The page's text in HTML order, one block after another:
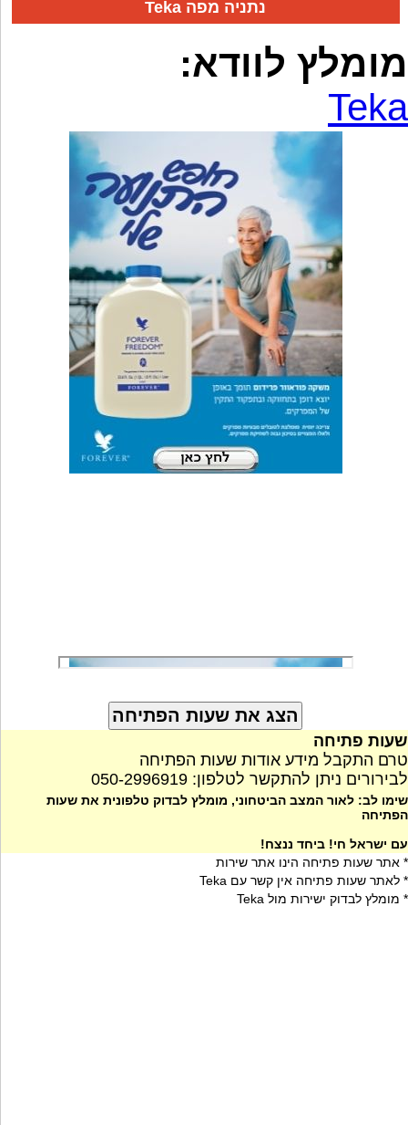
Teka נתניה מפה
מומלץ לוודא:
Teka
שעות פתיחה
טרם התקבל מידע אודות שעות הפתיחה
לבירורים ניתן להתקשר לטלפון: 050-2996919
שימו לב: לאור המצב הביטחוני, מומלץ לבדוק טלפונית את שעות
הפתיחה
עם ישראל חי! ביחד ננצח!
* אתר שעות פתיחה הינו אתר שירות
* לאתר שעות פתיחה אין קשר עם Teka
* מומלץ לבדוק ישירות מול Teka